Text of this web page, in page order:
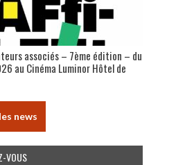
associés – 7ème édition – du
au Cinéma Luminor Hôtel de
news
VOUS